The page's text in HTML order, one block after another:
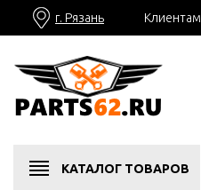
г. Рязань Клиентам
КАТАЛОГ ТОВАРОВ